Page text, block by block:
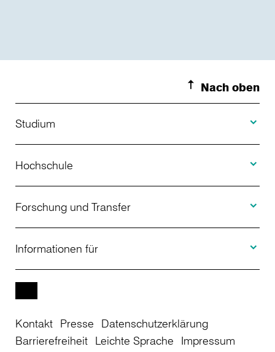
Nach oben
Studium
Studienangebot
Bewerbung
Studienberatung
Weiterbildung
Studienkolleg
Hochschule
Über uns
Aktuelles
Veranstaltungen
Einrichtungen
Forschung und Transfer
Projekte
Informationen für
Studierende
Kontakt Presse
Datenschutzerklärung
Barrierefreiheit Leichte Sprache Impressum